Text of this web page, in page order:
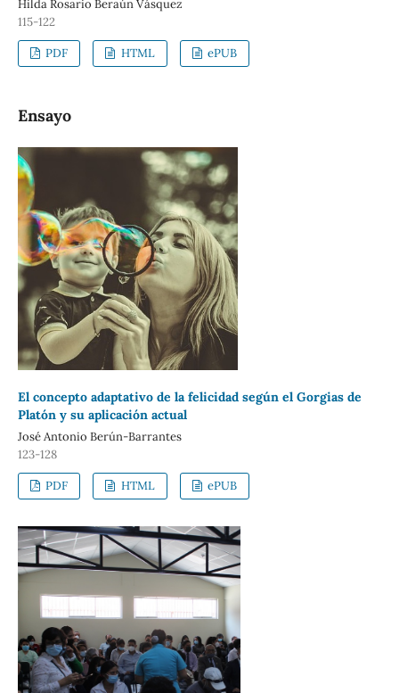
Hilda Rosario Beraún Vásquez
115-122
PDF HTML ePUB
Ensayo
El concepto adaptativo de la felicidad según el Gorgias de
Platón y su aplicación actual
José Antonio Berún-Barrantes
123-128
PDF HTML ePUB